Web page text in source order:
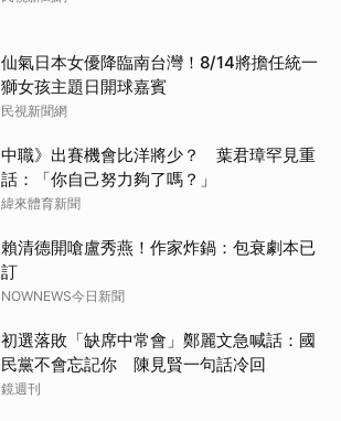
仙氣日本女優降臨南台灣！8/14將擔任統一
獅女孩主題日開球嘉賓
民視新聞網
中職》出賽機會比洋將少？ 葉君璋罕見重
話：「你自己努力夠了嗎？」
緯來體育新聞
賴清德開嗆盧秀燕！作家炸鍋：包衰劇本已
訂
NOWNEWS今日新聞
初選落敗「缺席中常會」鄭麗文急喊話：國
民黨不會忘記你 陳見賢一句話冷回
鏡週刊